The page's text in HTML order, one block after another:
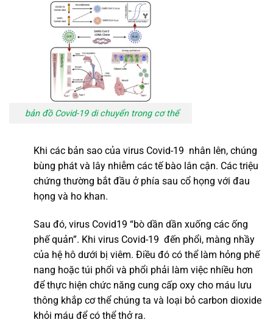
bản đồ Covid-19 di chuyển trong cơ thể
Khi các bản sao của virus Covid-19 nhân lên, chúng
bùng phát và lây nhiễm các tế bào lân cận. Các triệu
chứng thường bắt đầu ở phía sau cổ họng với đau
họng và ho khan.
Sau đó, virus Covid19 “bò dần dần xuống các ống
phế quản”. Khi virus Covid-19 đến phổi, màng nhầy
của hệ hô dưới bị viêm. Điều đó có thể làm hỏng phế
nang hoặc túi phổi và phổi phải làm việc nhiều hơn
để thực hiện chức năng cung cấp oxy cho máu lưu
thông khắp cơ thể chúng ta và loại bỏ carbon dioxide
khỏi máu để có thể thở ra.